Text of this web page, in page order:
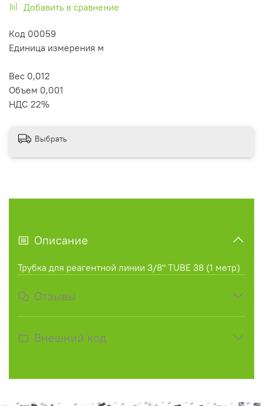
Добавить в сравнение
Код 00059
Единица измерения м
Вес 0,012
Объем 0,001
НДС 22%
Выбрать
Описание
Трубка для реагентной линии 3/8" TUBE 38 (1 метр)
Отзывы
Внешний код